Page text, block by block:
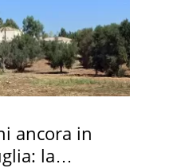
ancora in
la